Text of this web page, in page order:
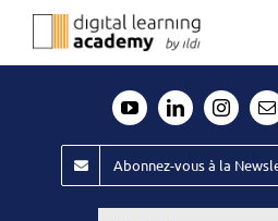
Passer
Évènements ILDI
Abonnez-vous à la